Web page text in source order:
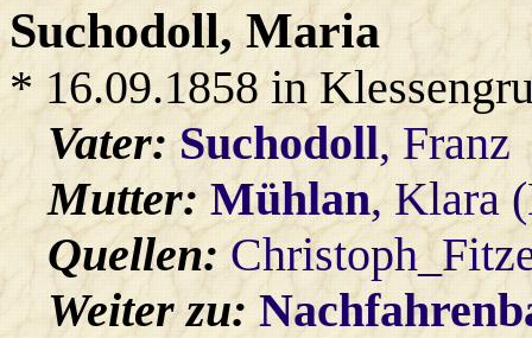
Suchodoll, Maria
* 16.09.1858 in
Vater:Suchodoll, Franz
Mutter: Mühlan, Klara
Quellen:
Weiter zu: